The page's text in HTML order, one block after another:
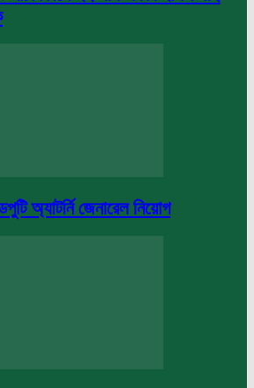
অ্যাটর্নি জেনারেল নিয়োগ